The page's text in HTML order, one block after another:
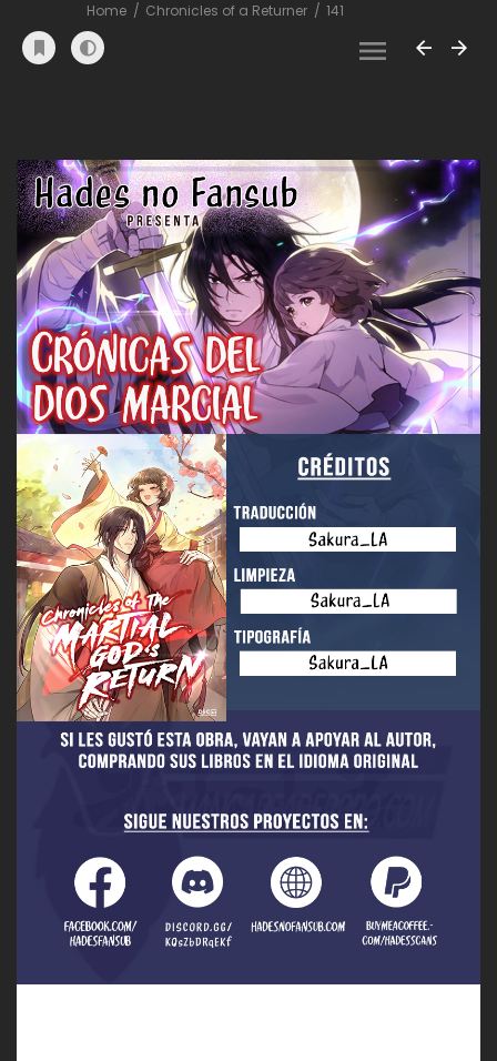
Home Chronicles of a Returner 141